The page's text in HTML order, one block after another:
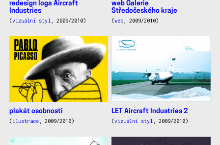
redesign loga Aircraft
Industries
(vizuální styl , 2009/2010)
web Galerie
Středočeského kraje
(web , 2009/2010)
plakát osobnosti
( ilustrace, 2009/2010)
LET Aircraft Industries 2
(vizuální styl , 2009/2010)